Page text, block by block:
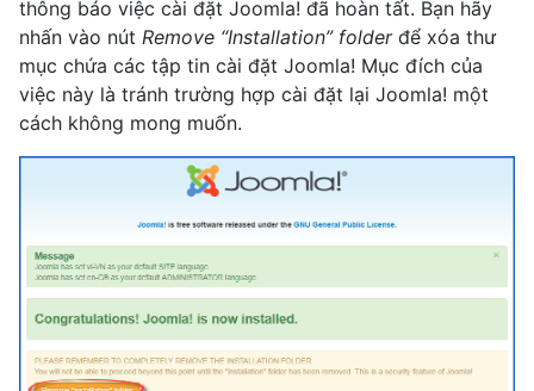
thông báo việc cài đặt Joomla! đã hoàn tất. Bạn hãy
nhấn vào nút Remove “Installation” folderđể xóa thư
mục chứa các tập tin cài đặt Joomla! Mục đích của
việc này là tránh trường hợp cài đặt lại Joomla! một
cách không mong muốn.